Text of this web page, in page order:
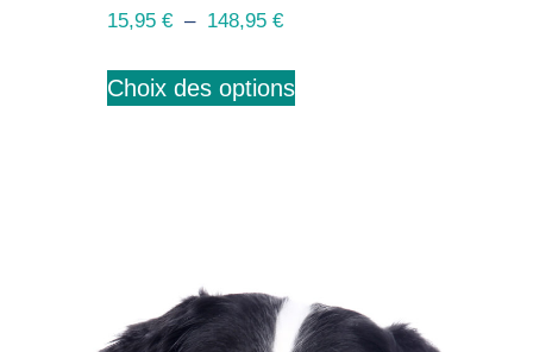
15,95€ – 148,95€
Choix des options